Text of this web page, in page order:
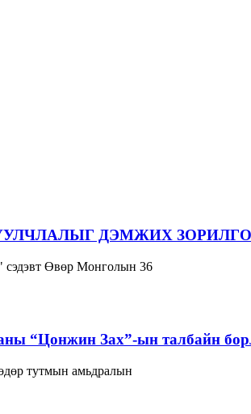
ДЭМЖИХ
сэдэвт Өвөр Монголын 36
“Цонжин Зах”-ын талбайн
тутмын амьдралын